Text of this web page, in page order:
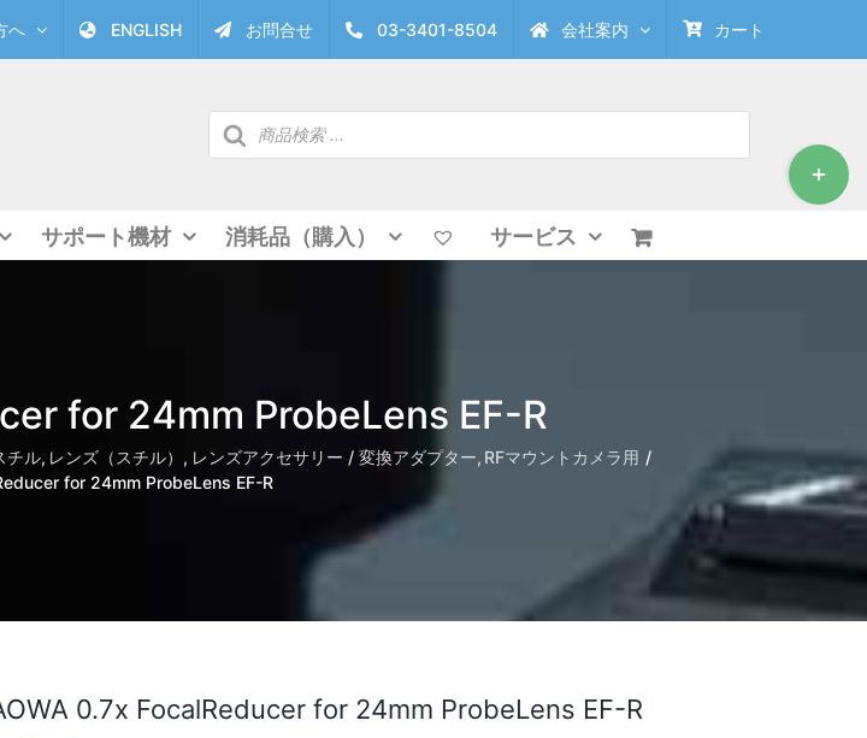
へ ENGLISH お問合せ 03-3401-8504 会社案内 カート
商
品
サポート機材 消耗品（購入） サービス
for 24mm ProbeLens EF-R
チル レンズ（スチル） レンズアクセサリー / 変換アダプター RFマウントカメラ用
for 24mm ProbeLens EF-R
0.7x FocalReducer for 24mm ProbeLens EF-R
Toggle
Sliding
Bar